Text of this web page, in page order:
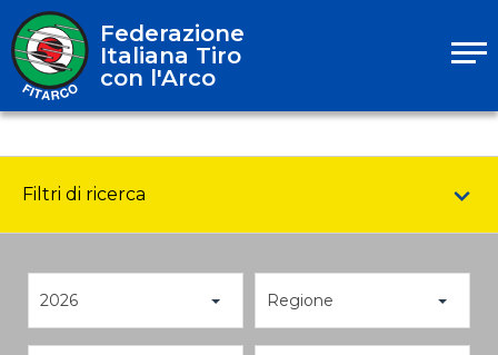
Federazione
Italiana Tiro
con l'Arco
Filtri di ricerca
2026 Regione